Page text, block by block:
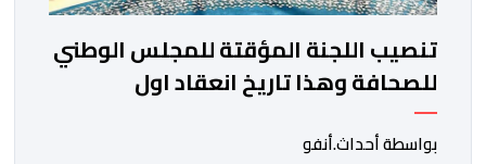
تنصيب اللجنة المؤقتة للمجلس الوطني
للصحافة وهذا تاريخ انعقاد اول
اجتماعاتها
بواسطة أحداث.أنفو